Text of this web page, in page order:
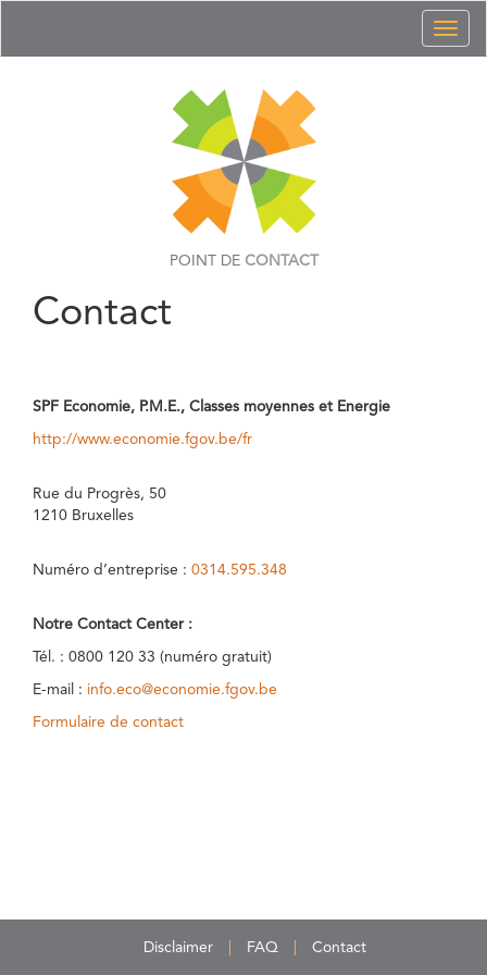
POINT DE CONTACT
Contact
SPF Economie, P.M.E., Classes moyennes et Energie
http://www.economie.fgov.be/fr
Rue du Progrès, 50
1210 Bruxelles
Numéro d’entreprise : 0314.595.348
Notre Contact Center :
Tél. : 0800 120 33 (numéro gratuit)
E-mail : info.eco@economie.fgov.be
Formulaire de contact
Disclaimer FAQ Contact